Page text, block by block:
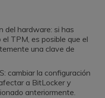
del hardware: si has
TPM, es posible que el
una clave de
cambiar la configuración
a BitLocker y
anteriormente.